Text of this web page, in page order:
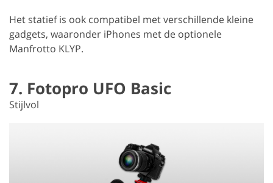
Het statief is ook compatibel met verschillende kleine
gadgets, waaronder iPhones met de optionele
Manfrotto KLYP.
7. Fotopro UFO Basic
Stijlvol